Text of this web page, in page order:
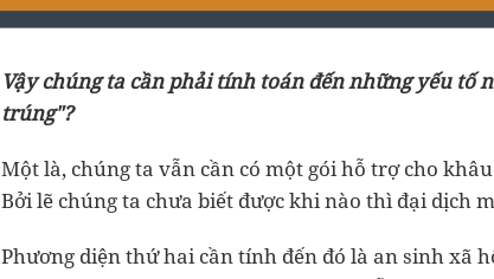
Vậy chúng ta cần phải tính toán đến những yếu tố
trúng"?
Một là, chúng ta vẫn cần có một gói hỗ trợ cho
Bởi lẽ chúng ta chưa biết được khi nào thì đại dịch
Phương diện thứ hai cần tính đến đó là an sinh xã